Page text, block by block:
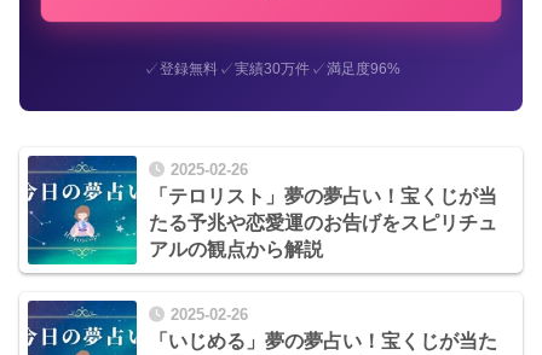
✓登録無料✓実績30万件✓満足度96%
2025-02-26
「テロリスト」夢の夢占い！宝くじが当
たる予兆や恋愛運のお告げをスピリチュ
アルの観点から解説
2025-02-26
「いじめる」夢の夢占い！宝くじが当た